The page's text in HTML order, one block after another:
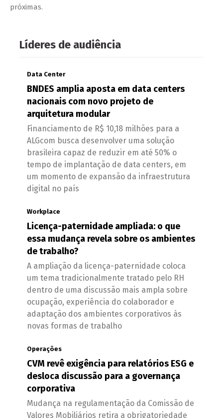
próximas.
Líderes de audiência
Data Center
BNDES amplia aposta em data centers
nacionais com novo projeto de
arquitetura modular
Financiamento de R$ 10,18 milhões para a
ALGcom busca desenvolver uma solução
brasileira capaz de reduzir em até 50% o
tempo de implantação de data centers, em
um momento de expansão da infraestrutura
digital no país
Workplace
Licença-paternidade ampliada: o que
essa mudança revela sobre os ambientes
de trabalho?
A ampliação da licença-paternidade coloca
um tema tradicionalmente tratado pelo RH
dentro de uma discussão mais ampla sobre
ocupação, experiência do colaborador e
adaptação dos ambientes corporativos às
novas formas de trabalho
Operações
CVM revê exigência para relatórios ESG e
desloca discussão para a governança
corporativa
Mudança na regulamentação da Comissão de
Valores Mobiliários retira a obrigatoriedade